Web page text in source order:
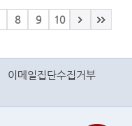
8 9 10
이메일집단수집거부